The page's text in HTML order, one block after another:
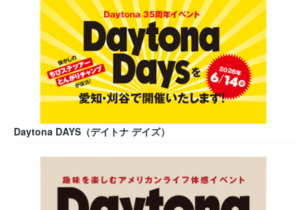
Daytona DAYS（デイトナ デイズ）